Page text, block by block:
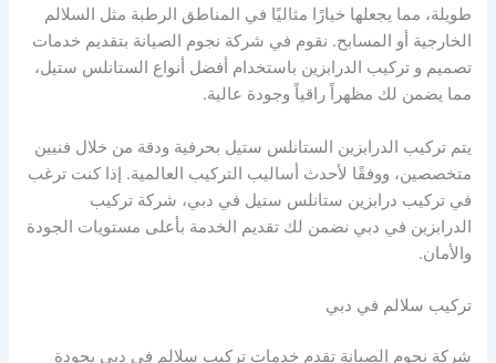
طويلة، مما يجعلها خيارًا مثاليًا في المناطق الرطبة مثل السلالم
الخارجية أو المسابح. نقوم في شركة نجوم الصيانة بتقديم خدمات
تصميم و تركيب الدرابزين باستخدام أفضل أنواع الستانلس ستيل،
مما يضمن لك مظهراً راقياً وجودة عالية.
يتم تركيب الدرابزين الستانلس ستيل بحرفية ودقة من خلال فنيين
متخصصين، ووفقًا لأحدث أساليب التركيب العالمية. إذا كنت ترغب
في تركيب درابزين ستانلس ستيل في دبي، شركة تركيب
الدرابزين في دبي نضمن لك تقديم الخدمة بأعلى مستويات الجودة
والأمان.
تركيب سلالم في دبي
شركة نجوم الصيانة تقدم خدمات تركيب سلالم في دبي بجودة